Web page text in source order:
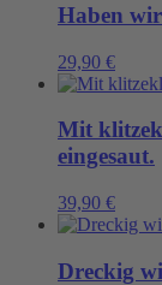
Haben
29,90 €
Mit
eingesaut.
39,90 €
Dreckig